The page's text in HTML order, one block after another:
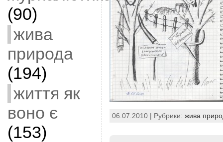
(90)
жива
природа
(194)
життя як
воно є
(153)
06.07.2010 | Рубрики: жива